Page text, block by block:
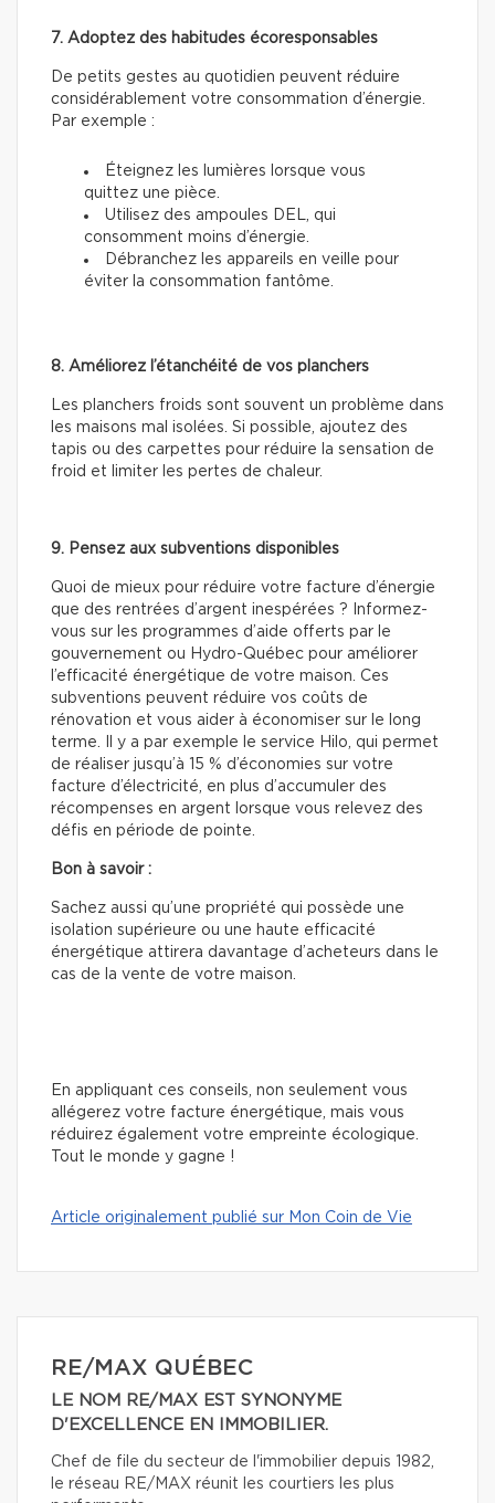
7. Adoptez des habitudes écoresponsables
De petits gestes au quotidien peuvent réduire
considérablement votre consommation d’énergie.
Par exemple :
Éteignez les lumières lorsque vous
quittez une pièce.
Utilisez des ampoules DEL, qui
consomment moins d’énergie.
Débranchez les appareils en veille pour
éviter la consommation fantôme.
8. Améliorez l’étanchéité de vos planchers
Les planchers froids sont souvent un problème dans
les maisons mal isolées. Si possible, ajoutez des
tapis ou des carpettes pour réduire la sensation de
froid et limiter les pertes de chaleur.
9. Pensez aux subventions disponibles
Quoi de mieux pour réduire votre facture d’énergie
que des rentrées d’argent inespérées ? Informez-
vous sur les programmes d’aide offerts par le
gouvernement ou Hydro-Québec pour améliorer
l’efficacité énergétique de votre maison. Ces
subventions peuvent réduire vos coûts de
rénovation et vous aider à économiser sur le long
terme. Il y a par exemple le service Hilo, qui permet
de réaliser jusqu’à 15 % d’économies sur votre
facture d’électricité, en plus d’accumuler des
récompenses en argent lorsque vous relevez des
défis en période de pointe.
Bon à savoir :
Sachez aussi qu’une propriété qui possède une
isolation supérieure ou une haute efficacité
énergétique attirera davantage d’acheteurs dans le
cas de la vente de votre maison.
En appliquant ces conseils, non seulement vous
allégerez votre facture énergétique, mais vous
réduirez également votre empreinte écologique.
Tout le monde y gagne !
Article originalement publié sur Mon Coin de Vie
RE/MAX QUÉBEC
LE NOM RE/MAX EST SYNONYME
D'EXCELLENCE EN IMMOBILIER.
Chef de file du secteur de l'immobilier depuis 1982,
le réseau RE/MAX réunit les courtiers les plus